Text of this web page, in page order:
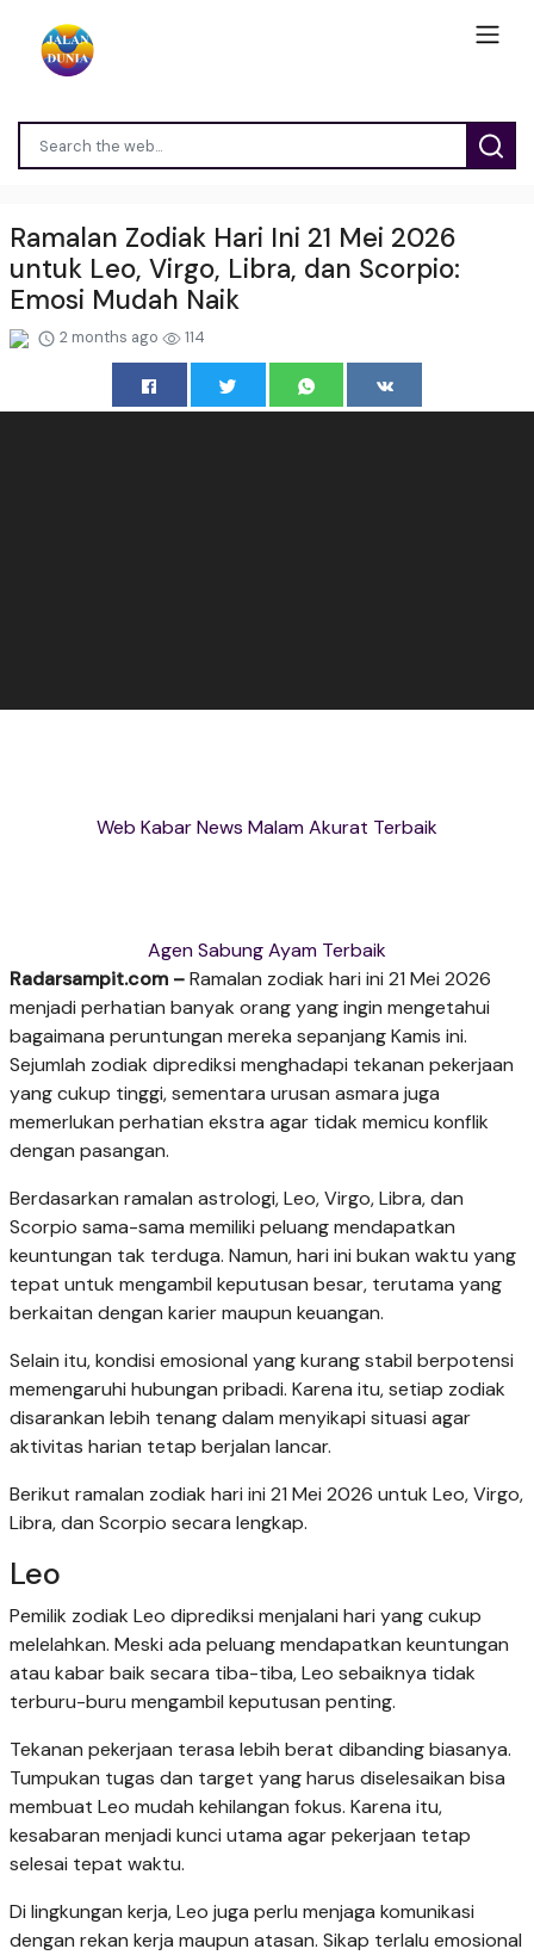
Ramalan Zodiak Hari Ini 21 Mei 2026
untuk Leo, Virgo, Libra, dan Scorpio:
Emosi Mudah Naik
2 months ago 114
Web Kabar News Malam Akurat Terbaik
Agen Sabung Ayam Terbaik
Radarsampit.com –Ramalan zodiak hari ini 21 Mei 2026
menjadi perhatian banyak orang yang ingin mengetahui
bagaimana peruntungan mereka sepanjang Kamis ini.
Sejumlah zodiak diprediksi menghadapi tekanan pekerjaan
yang cukup tinggi, sementara urusan asmara juga
memerlukan perhatian ekstra agar tidak memicu konflik
dengan pasangan.
Berdasarkan ramalan astrologi, Leo, Virgo, Libra, dan
Scorpio sama-sama memiliki peluang mendapatkan
keuntungan tak terduga. Namun, hari ini bukan waktu yang
tepat untuk mengambil keputusan besar, terutama yang
berkaitan dengan karier maupun keuangan.
Selain itu, kondisi emosional yang kurang stabil berpotensi
memengaruhi hubungan pribadi. Karena itu, setiap zodiak
disarankan lebih tenang dalam menyikapi situasi agar
aktivitas harian tetap berjalan lancar.
Berikut ramalan zodiak hari ini 21 Mei 2026 untuk Leo, Virgo,
Libra, dan Scorpio secara lengkap.
Leo
Pemilik zodiak Leo diprediksi menjalani hari yang cukup
melelahkan. Meski ada peluang mendapatkan keuntungan
atau kabar baik secara tiba-tiba, Leo sebaiknya tidak
terburu-buru mengambil keputusan penting.
Tekanan pekerjaan terasa lebih berat dibanding biasanya.
Tumpukan tugas dan target yang harus diselesaikan bisa
membuat Leo mudah kehilangan fokus. Karena itu,
kesabaran menjadi kunci utama agar pekerjaan tetap
selesai tepat waktu.
Di lingkungan kerja, Leo juga perlu menjaga komunikasi
dengan rekan kerja maupun atasan. Sikap terlalu emosional